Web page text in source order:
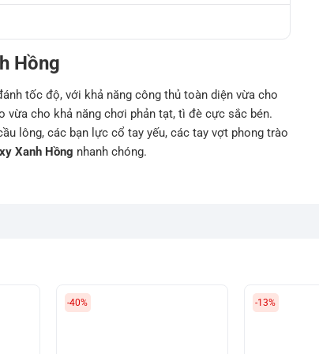
Hồng
tốc độ, với khả năng công thủ toàn diện vừa cho
vừa cho khả năng chơi phản tạt, tì đè cực sắc bén.
lông, các bạn lực cổ tay yếu, các tay vợt phong trào
Xanh Hồng nhanh chóng.
-40% -13%